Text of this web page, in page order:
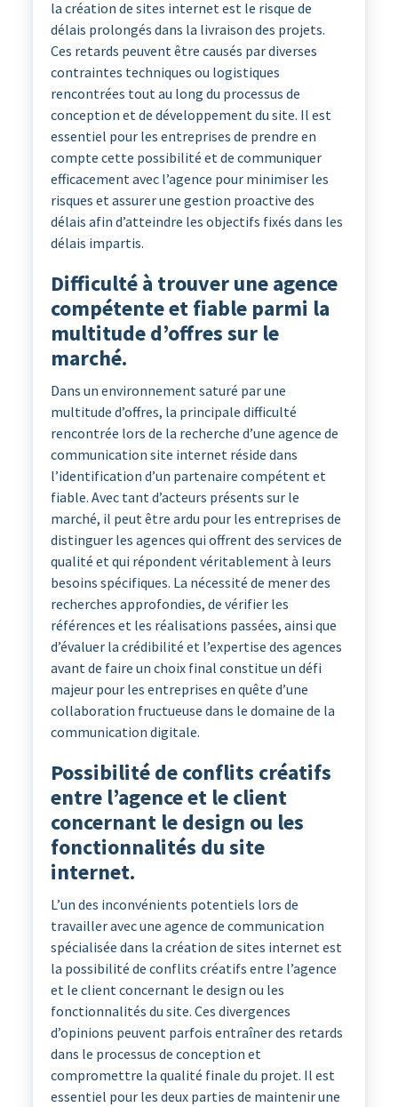
la création de sites internet est le risque de
délais prolongés dans la livraison des projets.
Ces retards peuvent être causés par diverses
contraintes techniques ou logistiques
rencontrées tout au long du processus de
conception et de développement du site. Il est
essentiel pour les entreprises de prendre en
compte cette possibilité et de communiquer
efficacement avec l’agence pour minimiser les
risques et assurer une gestion proactive des
délais afin d’atteindre les objectifs fixés dans les
délais impartis.
Difficulté à trouver une agence
compétente et fiable parmi la
multitude d’offres sur le
marché.
Dans un environnement saturé par une
multitude d’offres, la principale difficulté
rencontrée lors de la recherche d’une agence de
communication site internet réside dans
l’identification d’un partenaire compétent et
fiable. Avec tant d’acteurs présents sur le
marché, il peut être ardu pour les entreprises de
distinguer les agences qui offrent des services de
qualité et qui répondent véritablement à leurs
besoins spécifiques. La nécessité de mener des
recherches approfondies, de vérifier les
références et les réalisations passées, ainsi que
d’évaluer la crédibilité et l’expertise des agences
avant de faire un choix final constitue un défi
majeur pour les entreprises en quête d’une
collaboration fructueuse dans le domaine de la
communication digitale.
Possibilité de conflits créatifs
entre l’agence et le client
concernant le design ou les
fonctionnalités du site
internet.
L’un des inconvénients potentiels lors de
travailler avec une agence de communication
spécialisée dans la création de sites internet est
la possibilité de conflits créatifs entre l’agence
et le client concernant le design ou les
fonctionnalités du site. Ces divergences
d’opinions peuvent parfois entraîner des retards
dans le processus de conception et
compromettre la qualité finale du projet. Il est
essentiel pour les deux parties de maintenir une